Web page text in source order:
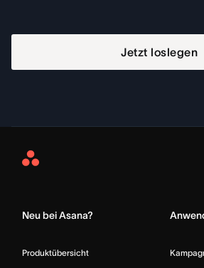
Jetzt loslegen
Asana
Neu bei Asana?
Produktübersicht